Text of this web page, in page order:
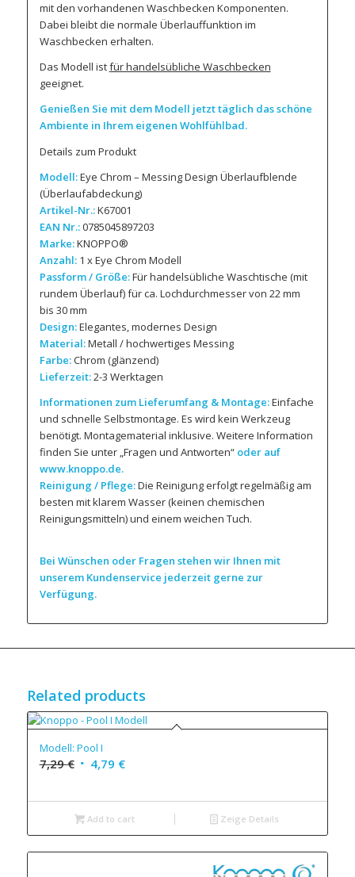
mit den vorhandenen Waschbecken Komponenten.
Dabei bleibt die normale Überlauffunktion im
Waschbecken erhalten.
Das Modell istfür handelsübliche Waschbecken
geeignet.
Genießen Sie mit dem Modell jetzt täglich das schöne
Ambiente in Ihrem eigenen Wohlfühlbad.
Details zum Produkt
Modell:Eye Chrom – Messing Design Überlaufblende
(Überlaufabdeckung)
Artikel-Nr.:K67001
EAN Nr.:0785045897203
Marke:KNOPPO®
Anzahl:1 x Eye Chrom Modell
Passform / Größe:Für handelsübliche Waschtische (mit
rundem Überlauf) für ca. Lochdurchmesser von 22 mm
bis 30 mm
Design:Elegantes, modernes Design
Material:Metall / hochwertiges Messing
Farbe:Chrom (glänzend)
Lieferzeit:2-3 Werktagen
Informationen zum Lieferumfang & Montage:Einfache
und schnelle Selbstmontage. Es wird kein Werkzeug
benötigt. Montagematerial inklusive. Weitere Information
finden Sie unter „Fragen und Antworten“ oder auf
www.knoppo.de.
Reinigung / Pflege:Die Reinigung erfolgt regelmäßig am
besten mit klarem Wasser (keinen chemischen
Reinigungsmitteln) und einem weichen Tuch.
Bei Wünschen oder Fragen stehen wir Ihnen mit
unserem Kundenservice jederzeit gerne zur
Verfügung.
Related products
Modell: Pool I
7,29€ 4,79 €
Add to cart Zeige Details